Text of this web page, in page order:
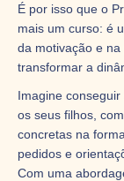
É por isso que o
mais um curso: é
da motivação e
transformar a
Imagine
os seus filhos,
concretas na
pedidos e
Com uma